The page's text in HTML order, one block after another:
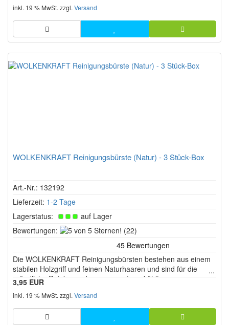
inkl. 19 % MwSt. zzgl. Versand
WOLKENKRAFT Reinigungsbürste (Natur) - 3 Stück-Box
Art.-Nr.: 132192
Lieferzeit: 1-2 Tage
Lagerstatus:
auf Lager
Bewertungen:
5
5
Sternen!
(22)
Die WOLKENKRAFT Reinigungsbürsten bestehen aus einem
stabilen Holzgriff und feinen Naturhaaren und sind für die
gründliche Reinigung der zuvor runtergekühlten
Kräuterkammer im Vaporizer konzipiert. Sie eignen sich für
verschiedene Vaporizer wie WOLKENKRAFT FX MINI ULTRA,
ÄRiS ULTRA und LIVE.
3,95 EUR
inkl. 19 % MwSt. zzgl. Versand